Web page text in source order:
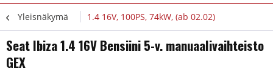
Yleisnäkymä 1.4 16V, 100PS, 74kW, (ab 02.02)
Seat Ibiza 1.4 16V Bensiini 5-v. manuaalivaihteisto
GEX